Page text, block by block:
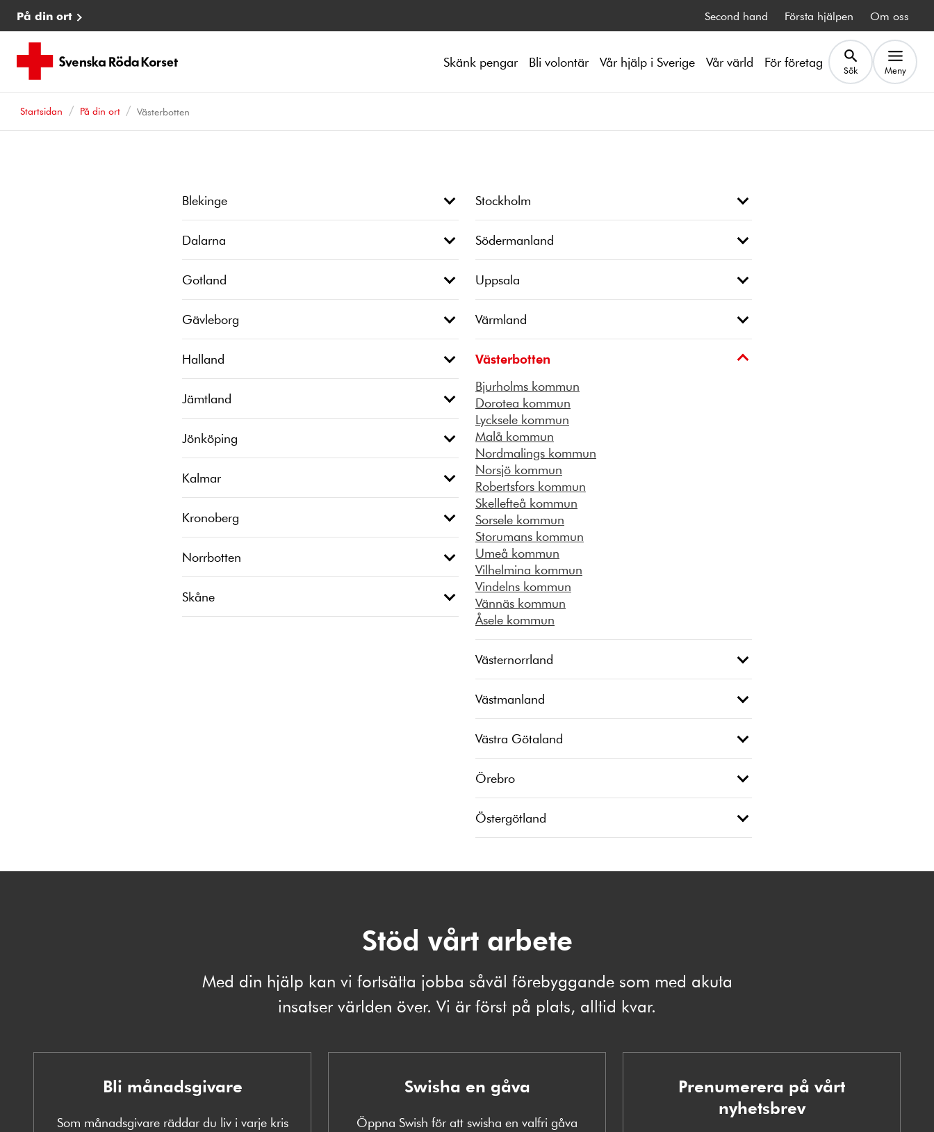
På din ort Second hand Första hjälpen Om oss
Skänk pengar Bli volontär Vår hjälp i Sverige Vår värld För företag Sök Meny
Startsidan På din ort Västerbotten
Blekinge
Dalarna
Gotland
Gävleborg
Halland
Jämtland
Jönköping
Kalmar
Kronoberg
Norrbotten
Skåne
Stockholm
Södermanland
Uppsala
Värmland
Västerbotten
Bjurholms kommun
Dorotea kommun
Lycksele kommun
Malå kommun
Nordmalings kommun
Norsjö kommun
Robertsfors kommun
Skellefteå kommun
Sorsele kommun
Storumans kommun
Umeå kommun
Vilhelmina kommun
Vindelns kommun
Vännäs kommun
Åsele kommun
Västernorrland
Västmanland
Västra Götaland
Örebro
Östergötland
Stöd vårt arbete
Med din hjälp kan vi fortsätta jobba såväl förebyggande som med akuta
insatser världen över. Vi är först på plats, alltid kvar.
Bli månadsgivare
Som månadsgivare räddar du liv i varje kris
Swisha en gåva
Öppna Swish för att swisha en valfri gåva
Prenumerera på vårt
nyhetsbrev